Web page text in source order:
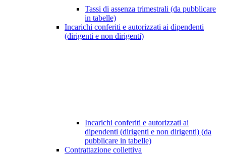
Tassi di assenza trimestrali (da pubblicare
in tabelle)
Incarichi conferiti e autorizzati ai dipendenti
(dirigenti e non dirigenti)
Incarichi conferiti e autorizzati ai
dipendenti (dirigenti e non dirigenti) (da
pubblicare in tabelle)
Contrattazione collettiva